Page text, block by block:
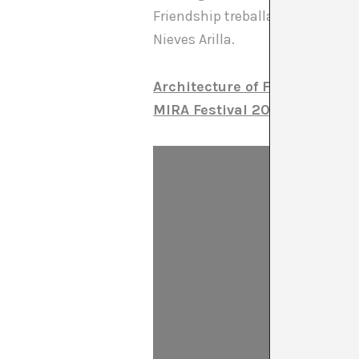
Friendship treballa amb
Nieves Arilla.
Architecture of Friendship a
MIRA Festival 2024